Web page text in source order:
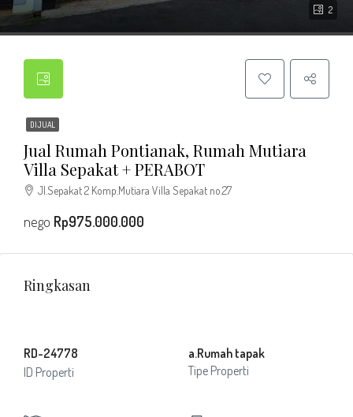
2
DIJUAL
Jual Rumah Pontianak, Rumah Mutiara
Villa Sepakat + PERABOT
Jl.Sepakat 2 Komp.Mutiara Villa Sepakat no.27
nego Rp975.000.000
Ringkasan
RD-24778
ID Properti
a.Rumah tapak
Tipe Properti